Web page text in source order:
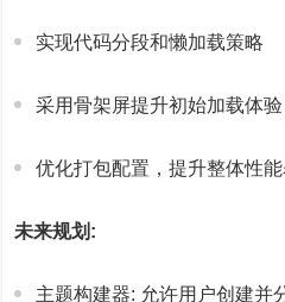
实现代码分段和懒加载策略
采用骨架屏提升初始加载体验
优化打包配置，提升整体性
未来规划:
主题构建器: 允许用户创建并